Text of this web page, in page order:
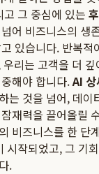
고 그 중심에 있는
어 비즈니스의 생
있습니다. 반복적
리는 고객을 더
해야 합니다.AI
는 것을 넘어, 데이
재력을 끌어올릴
비즈니스를 한 단
시작되었고, 그 기
.